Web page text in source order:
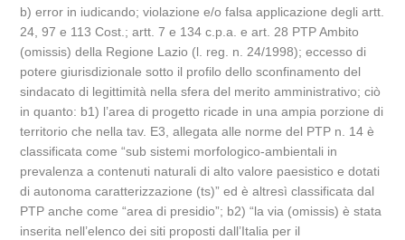
b) error in iudicando; violazione e/o falsa applicazione degli artt.
24, 97 e 113 Cost.; artt. 7 e 134 c.p.a. e art. 28 PTP Ambito
(omissis) della Regione Lazio (l. reg. n. 24/1998); eccesso di
potere giurisdizionale sotto il profilo dello sconfinamento del
sindacato di legittimità nella sfera del merito amministrativo; ciò
in quanto: b1) l’area di progetto ricade in una ampia porzione di
territorio che nella tav. E3, allegata alle norme del PTP n. 14 è
classificata come “sub sistemi morfologico-ambientali in
prevalenza a contenuti naturali di alto valore paesistico e dotati
di autonoma caratterizzazione (ts)” ed è altresì classificata dal
PTP anche come “area di presidio”; b2) “la via (omissis) è stata
inserita nell’elenco dei siti proposti dall’Italia per il